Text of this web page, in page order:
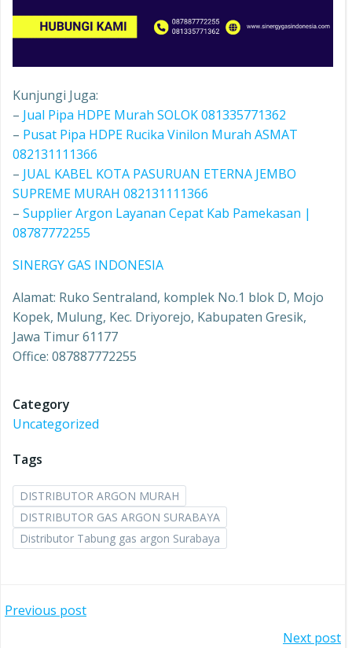
Kunjungi Juga:
– Jual Pipa HDPE Murah SOLOK 081335771362
– Pusat Pipa HDPE Rucika Vinilon Murah ASMAT
082131111366
– JUAL KABEL KOTA PASURUAN ETERNA JEMBO
SUPREME MURAH 082131111366
– Supplier Argon Layanan Cepat Kab Pamekasan |
08787772255
SINERGY GAS INDONESIA
Alamat: Ruko Sentraland, komplek No.1 blok D, Mojo
Kopek, Mulung, Kec. Driyorejo, Kabupaten Gresik,
Jawa Timur 61177
Office: 087887772255
Category
Uncategorized
Tags
DISTRIBUTOR ARGON MURAH
DISTRIBUTOR GAS ARGON SURABAYA
Distributor Tabung gas argon Surabaya
Post
Previous post
Next post